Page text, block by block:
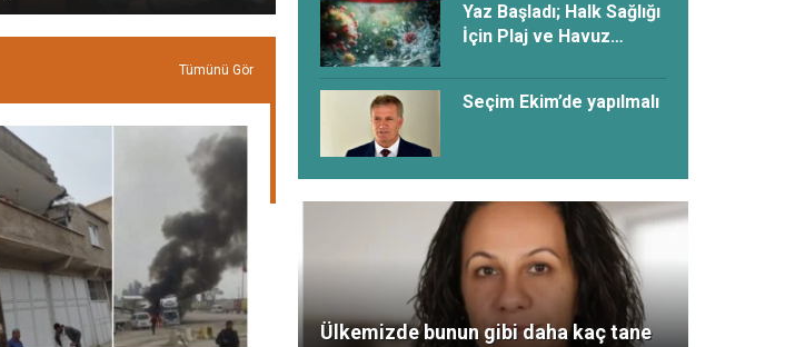
Tümünü Gör
Yaz Başladı; Halk Sağlığı
İçin Plaj ve Havuz
Seçim Ekim’de yapılmalı
Ülkemizde bunun gibi daha kaç tane